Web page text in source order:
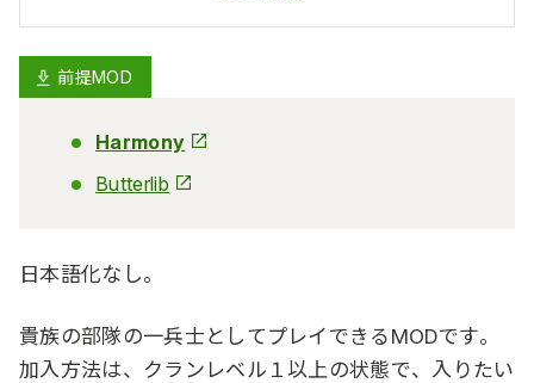
前提MOD
Harmony
Butterlib
日本語化なし。
貴族の部隊の一兵士としてプレイできるMODです。
加入方法は、クランレベル１以上の状態で、入りたい